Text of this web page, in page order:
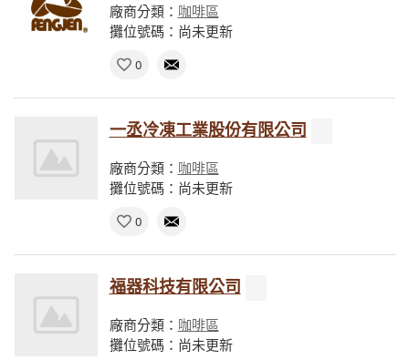
廠商分類： 咖啡區
攤位號碼：尚未更新
0
一丞冷凍工業股份有限公司
廠商分類： 咖啡區
攤位號碼：尚未更新
0
福器科技有限公司
廠商分類： 咖啡區
攤位號碼：尚未更新